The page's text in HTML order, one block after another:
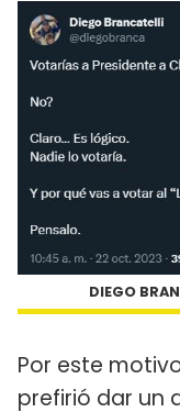
DIEGO
Por este
prefirió dar un